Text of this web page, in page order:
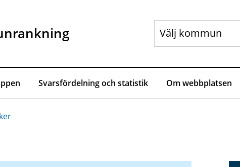
Svarsfördelning och statistik Om webbplatsen